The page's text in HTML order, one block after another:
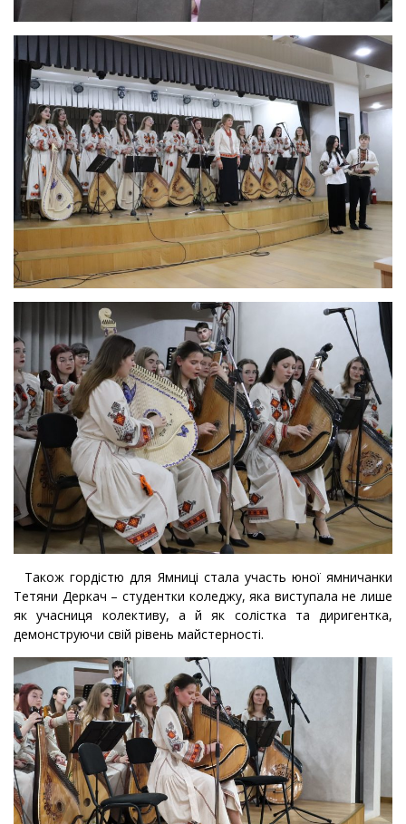
Також гордістю для Ямниці стала участь юної ямничанки
Тетяни Деркач – студентки коледжу, яка виступала не лише
як учасниця колективу, а й як солістка та диригентка,
демонструючи свій рівень майстерності.